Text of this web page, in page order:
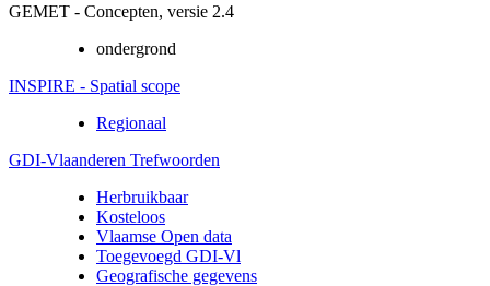
GEMET - Concepten, versie 2.4
ondergrond
INSPIRE - Spatial scope
Regionaal
GDI-Vlaanderen Trefwoorden
Herbruikbaar
Kosteloos
Vlaamse Open data
Toegevoegd GDI-Vl
Geografische gegevens